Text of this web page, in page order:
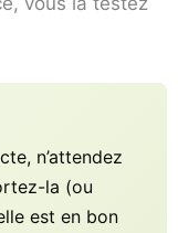
n’attendez
la (ou
est en bon